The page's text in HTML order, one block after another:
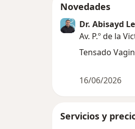
Novedades
Dr. Abisayd
Av. P.º de la
Tensado
16/06/2026
Servicios y